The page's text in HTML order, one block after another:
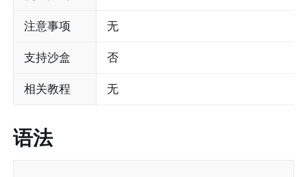
注意事项 无
支持沙盒 否
相关教程 无
语法